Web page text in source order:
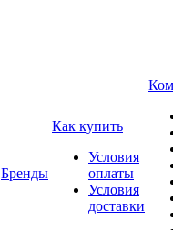
Бренды
Как купить
Условия
оплаты
Условия
доставки